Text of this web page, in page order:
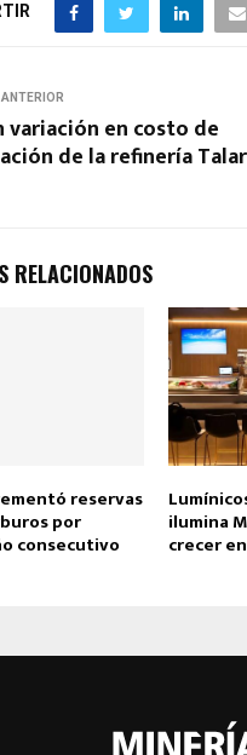
variación en costo de
de la refinería
RELACIONADOS
reservas
por
consecutivo
ilumina
crecer